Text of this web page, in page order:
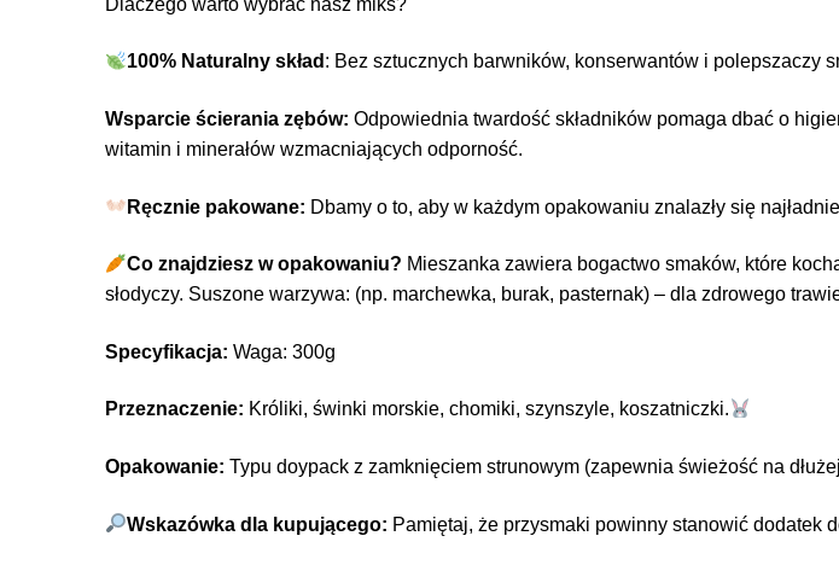
100% Naturalny skład : Bez sztucznych barwników, konserwantów i polepszaczy
​Wsparcie ścierania zębów: Odpowiednia twardość składników pomaga dbać o
witamin i minerałów wzmacniających odporność.
Ręcznie pakowane: Dbamy o to, aby w każdym opakowaniu znalazły się
Co znajdziesz w opakowaniu? ​Mieszanka zawiera bogactwo smaków, które
słodyczy. ​Suszone warzywa: (np. marchewka, burak, pasternak) – dla zdrowego
​Specyfikacja:​Waga: 300g ​
Przeznaczenie: Króliki, świnki morskie, chomiki, szynszyle, koszatniczki.
​Opakowanie:Typu doypack z zamknięciem strunowym (zapewnia świeżość na
Wskazówka dla kupującego: Pamiętaj, że przysmaki powinny stanowić dodatek